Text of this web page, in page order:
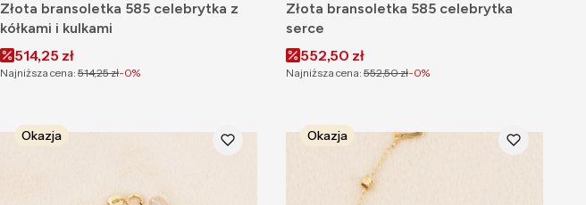
Złota bransoletka 585 celebrytka z
kółkami i kulkami
Cena promocyjna
514,25 zł
Najniższa cena: 514,25 zł-0%
Złota bransoletka 585 celebrytka
serce
Cena promocyjna
552,50 zł
Najniższa cena: 552,50 zł-0%
Okazja Okazja